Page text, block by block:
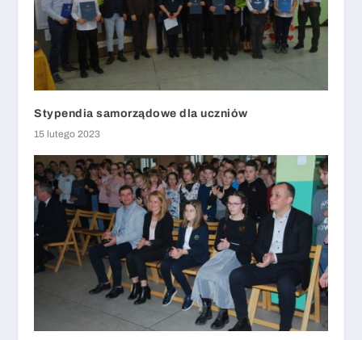
Stypendia samorządowe dla uczniów
15 lutego 2023